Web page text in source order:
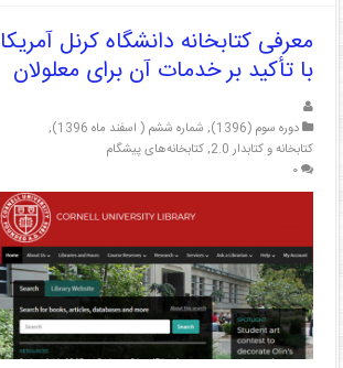
معرفی کتابخانه دانشگاه کرنل آمریکا
با تأکید بر خدمات آن برای معلولان
دوره سوم (1396) , شماره ششم ( اسفند ماه 1396)
,
کتابخانه و کتابدار 2.0
,کتابخانه‌های پیشگام
۰